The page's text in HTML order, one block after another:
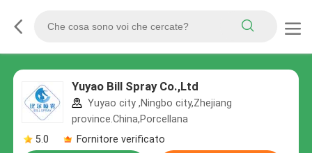
Yuyao Bill Spray Co.,Ltd
Yuyao city ,Ningbo city,Zhejiang
province.China,Porcellana
5.0
Fornitore verificato